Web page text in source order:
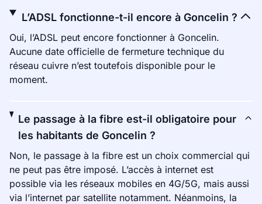
L’ADSL fonctionne-t-il encore à Goncelin ?
Oui, l’ADSL peut encore fonctionner à Goncelin.
Aucune date officielle de fermeture technique du
réseau cuivre n’est toutefois disponible pour le
moment.
Le passage à la fibre est-il obligatoire pour
les habitants de Goncelin ?
Non, le passage à la fibre est un choix commercial qui
ne peut pas être imposé. L’accès à internet est
possible via les réseaux mobiles en 4G/5G, mais aussi
via l’internet par satellite notamment. Néanmoins, la